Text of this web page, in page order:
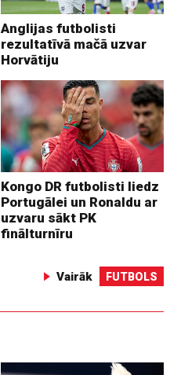
Anglijas futbolisti
rezultatīvā mačā uzvar
Horvātiju
Kongo DR futbolisti liedz
Portugālei un Ronaldu ar
uzvaru sākt PK
finālturnīru
Vairāk FUTBOLS